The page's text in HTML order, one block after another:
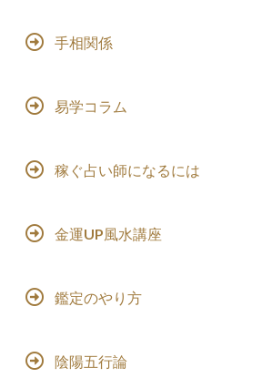
手相関係
易学コラム
稼ぐ占い師になるには
金運UP風水講座
鑑定のやり方
陰陽五行論